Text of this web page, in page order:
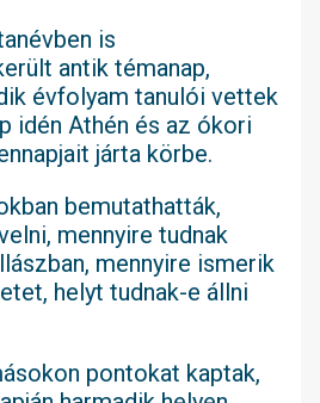
is
antik témanap,
évfolyam tanulói vettek
idén Athén és az ókori
járta körbe.
bemutathatták,
mennyire tudnak
mennyire ismerik
helyt tudnak-e állni
pontokat kaptak,